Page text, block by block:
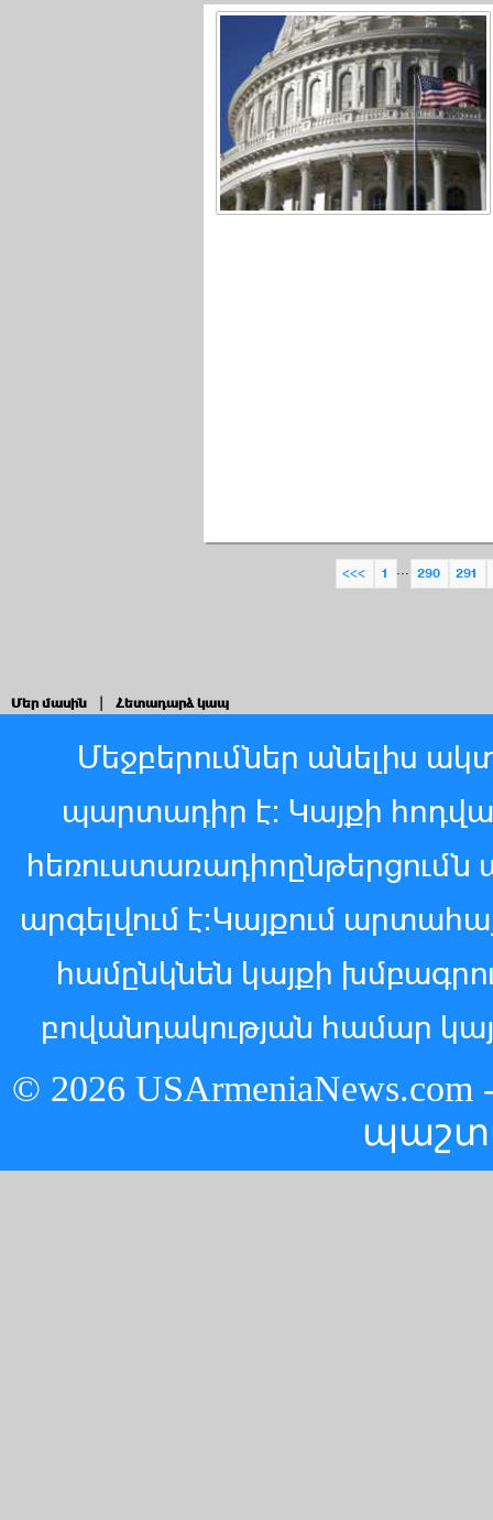
<<< 1 ... 290 291
Մեր մասին Հետադարձ կապ
Մեջբերումներ անելիս
պարտադիր է: Կայքի
հեռուստառադիոընթերցումն
արգելվում է:Կայքում
համընկնեն կայքի
բովանդակության համար
© 2026